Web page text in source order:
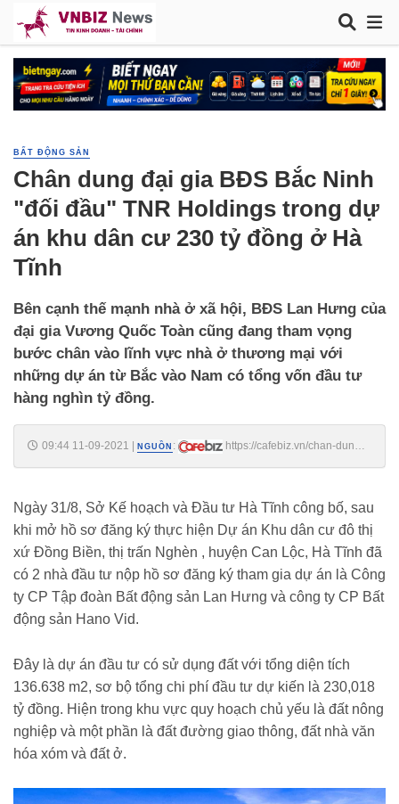
BẤT ĐỘNG SẢN
Chân dung đại gia BĐS Bắc Ninh
"đối đầu" TNR Holdings trong dự
án khu dân cư 230 tỷ đồng ở Hà
Tĩnh
Bên cạnh thế mạnh nhà ở xã hội, BĐS Lan Hưng của
đại gia Vương Quốc Toàn cũng đang tham vọng
bước chân vào lĩnh vực nhà ở thương mại với
những dự án từ Bắc vào Nam có tổng vốn đầu tư
hàng nghìn tỷ đồng.
09:44 11-09-2021 NGUỒN :
https://cafebiz.vn/chan-dung-
Ngày 31/8, Sở Kế hoạch và Đầu tư Hà Tĩnh công bố, sau
khi mở hồ sơ đăng ký thực hiện Dự án Khu dân cư đô thị
xứ Đồng Biền, thị trấn Nghèn , huyện Can Lộc, Hà Tĩnh đã
có 2 nhà đầu tư nộp hồ sơ đăng ký tham gia dự án là Công
ty CP Tập đoàn Bất động sản Lan Hưng và công ty CP Bất
động sản Hano Vid.
Đây là dự án đầu tư có sử dụng đất với tổng diện tích
136.638 m2, sơ bộ tổng chi phí đầu tư dự kiến là 230,018
tỷ đồng. Hiện trong khu vực quy hoạch chủ yếu là đất nông
nghiệp và một phần là đất đường giao thông, đất nhà văn
hóa xóm và đất ở.